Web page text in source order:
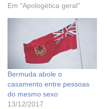
Em "Apologética geral"
Bermuda abole o
casamento entre pessoas
do mesmo sexo
13/12/2017